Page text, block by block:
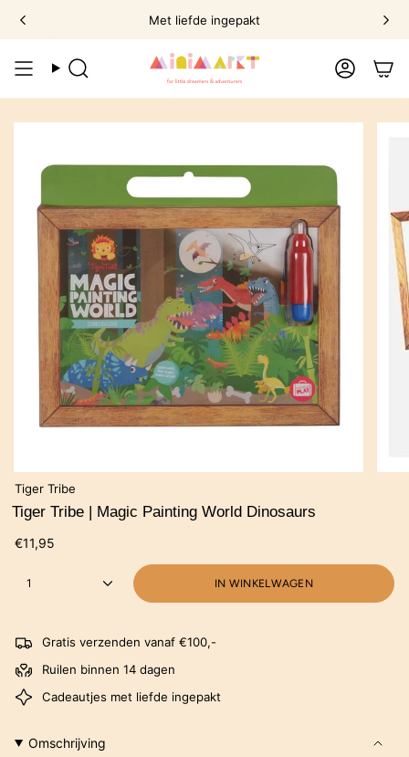
naar
Met liefde ingepakt
Zoek Account
Tiger Tribe
Tiger Tribe | Magic Painting World Dinosaurs
€11,95
1 IN WINKELWAGEN
Gratis verzenden vanaf €100,-
Ruilen binnen 14 dagen
Cadeautjes met liefde ingepakt
Omschrijving